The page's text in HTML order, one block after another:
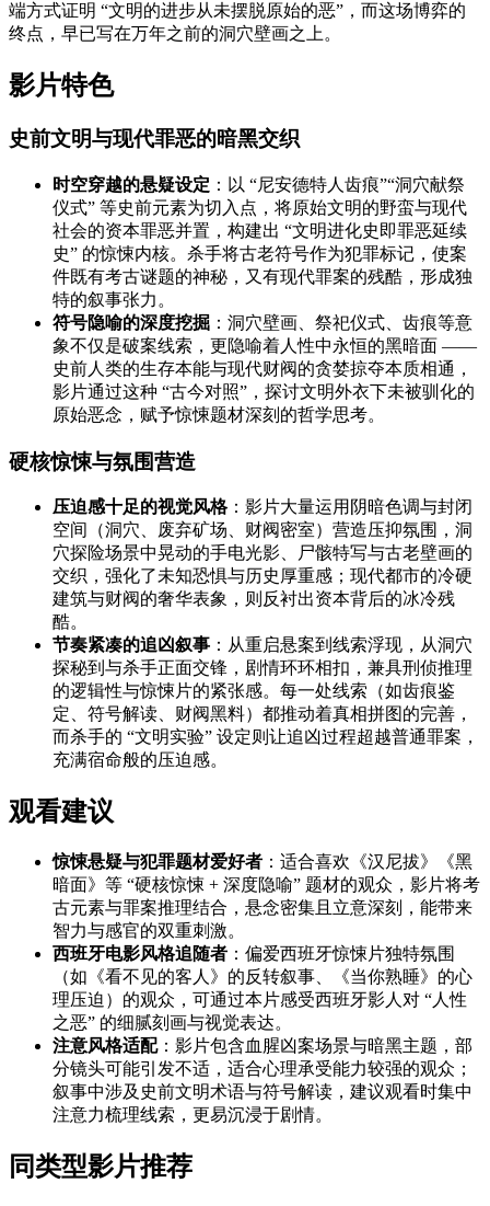
端方式证明 “文明的进步从未摆脱原始的恶”，而这场博弈的
终点，早已写在万年之前的洞穴壁画之上。
影片特色
史前文明与现代罪恶的暗黑交织
时空穿越的悬疑设定 ：以 “尼安德特人齿痕”“洞穴献祭
仪式” 等史前元素为切入点，将原始文明的野蛮与现代
社会的资本罪恶并置，构建出 “文明进化史即罪恶延续
史” 的惊悚内核。杀手将古老符号作为犯罪标记，使案
件既有考古谜题的神秘，又有现代罪案的残酷，形成独
特的叙事张力。
符号隐喻的深度挖掘 ：洞穴壁画、祭祀仪式、齿痕等意
象不仅是破案线索，更隐喻着人性中永恒的黑暗面 ——
史前人类的生存本能与现代财阀的贪婪掠夺本质相通，
影片通过这种 “古今对照”，探讨文明外衣下未被驯化的
原始恶念，赋予惊悚题材深刻的哲学思考。
硬核惊悚与氛围营造
压迫感十足的视觉风格：影片大量运用阴暗色调与封闭
空间（洞穴、废弃矿场、财阀密室）营造压抑氛围，洞
穴探险场景中晃动的手电光影、尸骸特写与古老壁画的
交织，强化了未知恐惧与历史厚重感；现代都市的冷硬
建筑与财阀的奢华表象，则反衬出资本背后的冰冷残
酷。
节奏紧凑的追凶叙事 ：从重启悬案到线索浮现，从洞穴
探秘到与杀手正面交锋，剧情环环相扣，兼具刑侦推理
的逻辑性与惊悚片的紧张感。每一处线索（如齿痕鉴
定、符号解读、财阀黑料）都推动着真相拼图的完善，
而杀手的 “文明实验” 设定则让追凶过程超越普通罪案，
充满宿命般的压迫感。
观看建议
惊悚悬疑与犯罪题材爱好者 ：适合喜欢《汉尼拔》《黑
暗面》等 “硬核惊悚 + 深度隐喻” 题材的观众，影片将考
古元素与罪案推理结合，悬念密集且立意深刻，能带来
智力与感官的双重刺激。
西班牙电影风格追随者 ：偏爱西班牙惊悚片独特氛围
（如《看不见的客人》的反转叙事、《当你熟睡》的心
理压迫）的观众，可通过本片感受西班牙影人对 “人性
之恶” 的细腻刻画与视觉表达。
注意风格适配：影片包含血腥凶案场景与暗黑主题，部
分镜头可能引发不适，适合心理承受能力较强的观众；
叙事中涉及史前文明术语与符号解读，建议观看时集中
注意力梳理线索，更易沉浸于剧情。
同类型影片推荐